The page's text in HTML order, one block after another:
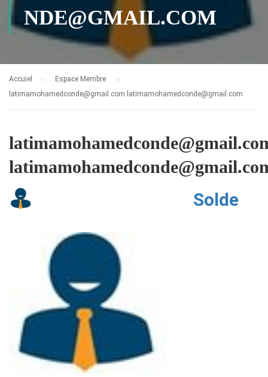
NDE@GMAIL.COM
Accuiel
Espace Membre
latimamohamedconde@gmail.com latimamohamedconde@gmail.com
Solde